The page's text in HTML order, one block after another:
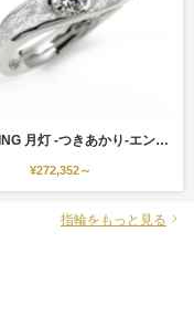
MIORING 月灯 -つきあかり-エンゲージリング 和紙の雲の間から望む満月のように
¥272,352～
指輪をもっと見る